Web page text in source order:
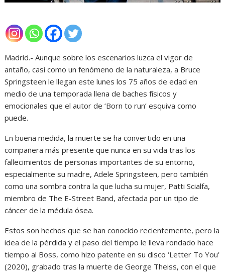
Madrid.- Aunque sobre los escenarios luzca el vigor de
antaño, casi como un fenómeno de la naturaleza, a Bruce
Springsteen le llegan este lunes los 75 años de edad en
medio de una temporada llena de baches físicos y
emocionales que el autor de ‘Born to run’ esquiva como
puede.
En buena medida, la muerte se ha convertido en una
compañera más presente que nunca en su vida tras los
fallecimientos de personas importantes de su entorno,
especialmente su madre, Adele Springsteen, pero también
como una sombra contra la que lucha su mujer, Patti Scialfa,
miembro de The E-Street Band, afectada por un tipo de
cáncer de la médula ósea.
Estos son hechos que se han conocido recientemente, pero la
idea de la pérdida y el paso del tiempo le lleva rondado hace
tiempo al Boss, como hizo patente en su disco ‘Letter To You’
(2020), grabado tras la muerte de George Theiss, con el que